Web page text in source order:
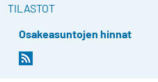
TILASTOT
Osakeasuntojen hinnat